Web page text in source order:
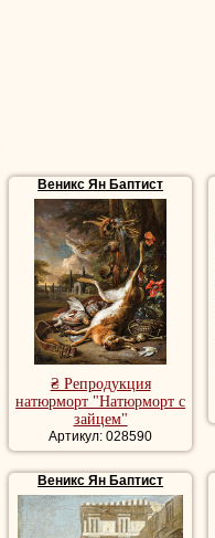
Веникс Ян Баптист
₴ Репродукция
натюрморт "Натюрморт с
зайцем"
Артикул: 028590
Веникс Ян Баптист